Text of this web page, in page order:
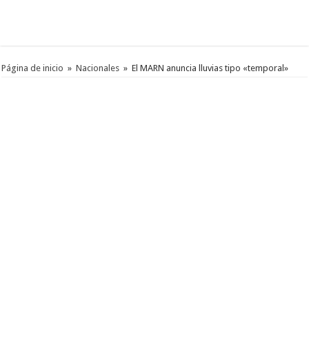
Página de inicio » Nacionales » El MARN anuncia lluvias tipo «temporal»